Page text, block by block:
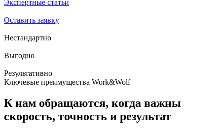
Экспертные статьи
Оставить заявку
Нестандартно
Выгодно
Результативно
Ключевые преимущества Work&Wolf
К нам обращаются, когда важны
скорость, точность и результат